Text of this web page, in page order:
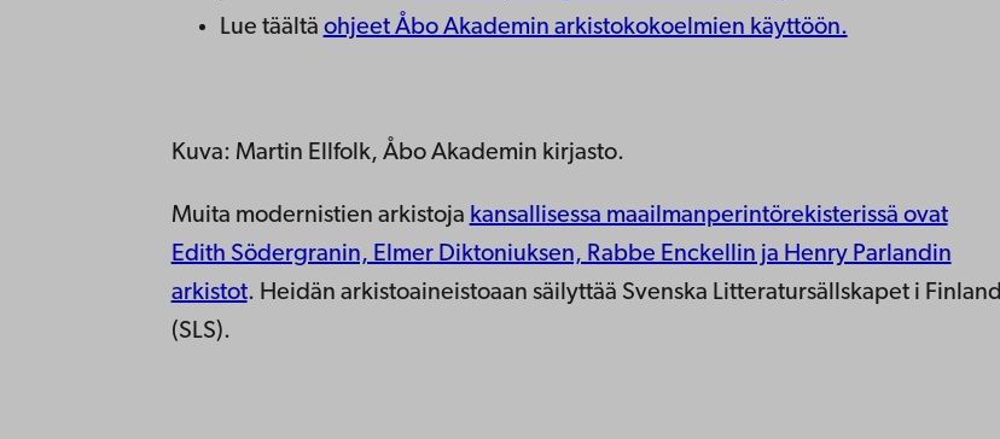
Lue täältä ohjeet Åbo Akademin arkistokokoelmien käyttöön.
Kuva: Martin Ellfolk, Åbo Akademin kirjasto.
Muita modernistien arkistoja kansallisessa maailmanperintörekisterissä ovat
Edith Södergranin, Elmer Diktoniuksen, Rabbe Enckellin ja Henry Parlandin
arkistot. Heidän arkistoaineistoaan säilyttää Svenska Litteratursällskapet i Finland
(SLS).